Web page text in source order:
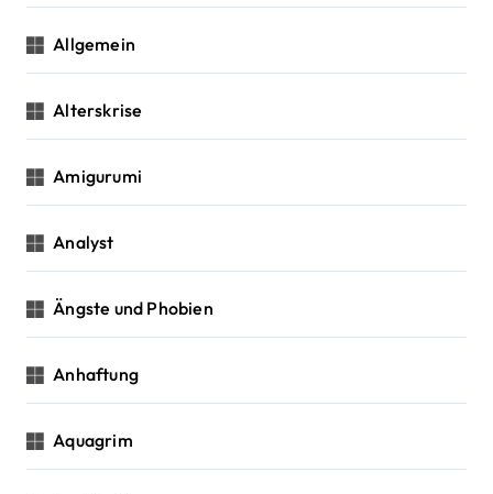
o Allgemein
Alterskrise
Amigurumi
Analyst
Ängste und Phobien
Anhaftung
Aquagrim